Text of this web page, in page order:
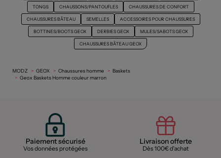
TONGS CHAUSSONS/PANTOUFLES CHAUSSURES DE CONFORT
CHAUSSURES BÂTEAU SEMELLES ACCESSOIRES POUR CHAUSSURES
BOTTINES/BOOTS GEOX DERBIES GEOX MULES/SABOTS GEOX
CHAUSSURES BÂTEAU GEOX
MODZ GEOX Chaussures homme
Baskets
Geox Baskets Homme couleur marron
Paiement sécurisé
Vos données protégées
Livraison offerte
Dès 100€ d'achat